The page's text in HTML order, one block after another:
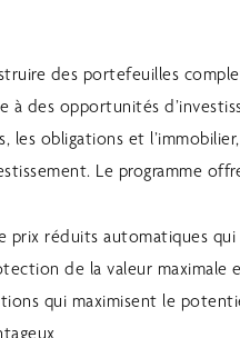
des portefeuilles
des opportunités
obligations et
Le programme
réduits automatiques
de la valeur maximale
qui maximisent le